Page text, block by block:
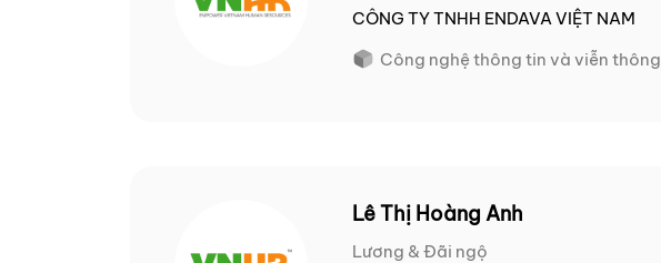
CÔNG TY TNHH ENDAVA VIỆT NAM
Công nghệ thông tin và viễn thông
Lê Thị Hoàng Anh
Lương & Đãi ngộ